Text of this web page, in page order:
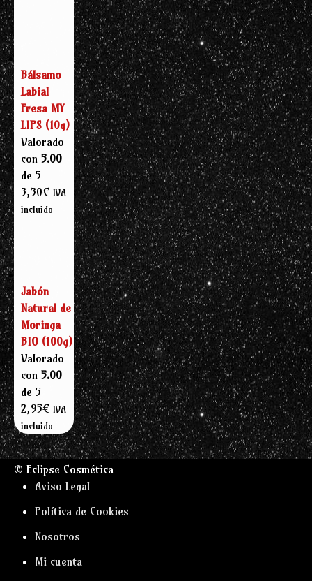
actual
3,55€.
Bálsamo
Labial
Fresa MY
LIPS (10g)
Valorado
con 5.00
de 5
3,30€ IVA
incluido
Jabón
Natural de
Moringa
BIO (100g)
Valorado
con 5.00
de 5
2,95€ IVA
incluido
© Eclipse Cosmética
Aviso Legal
Política de Cookies
Nosotros
Mi cuenta